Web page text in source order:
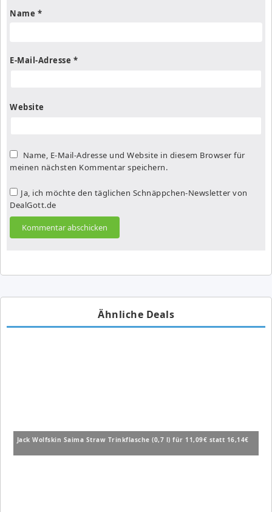
Name *
E-Mail-Adresse *
Website
Name, E-Mail-Adresse und Website in diesem Browser für
meinen nächsten Kommentar speichern.
Ja, ich möchte den täglichen Schnäppchen-Newsletter von
DealGott.de
Ähnliche Deals
Jack Wolfskin Saima Straw Trinkflasche (0,7 l) für 11,09€ statt 16,14€